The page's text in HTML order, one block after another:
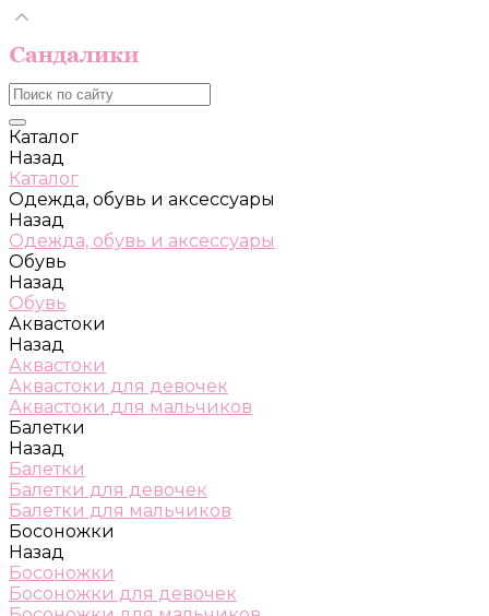
Каталог
Назад
Каталог
Одежда, обувь и аксессуары
Назад
Одежда, обувь и аксессуары
Обувь
Назад
Обувь
Аквастоки
Назад
Аквастоки
Аквастоки для девочек
Аквастоки для мальчиков
Балетки
Назад
Балетки
Балетки для девочек
Балетки для мальчиков
Босоножки
Назад
Босоножки
Босоножки для девочек